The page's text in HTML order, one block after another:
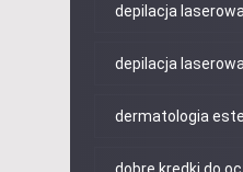
depilacja
depilacja
dermatologia
dobre kredki do